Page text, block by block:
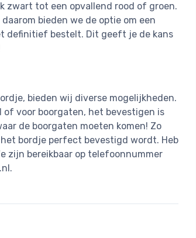
zwart tot een opvallend rood of groen.
bieden we de optie om een
definitief bestelt. Dit geeft je de kans
bieden wij diverse mogelijkheden.
voor boorgaten, het bevestigen is
de boorgaten moeten komen! Zo
bordje perfect bevestigd wordt. Heb
zijn bereikbaar op telefoonnummer
.